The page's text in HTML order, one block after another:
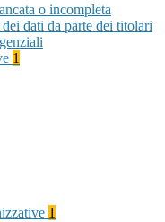
o incompleta
dati da parte dei titolari
1
1